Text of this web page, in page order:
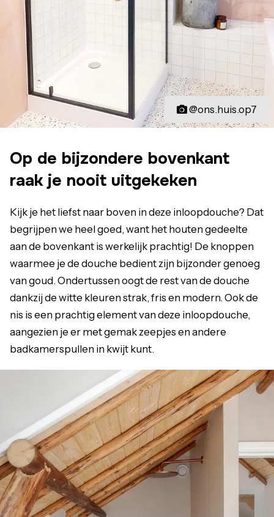
@ons.huis.op7
Op de bijzondere bovenkant
raak je nooit uitgekeken
Kijk je het liefst naar boven in deze inloopdouche? Dat
begrijpen we heel goed, want het houten gedeelte
aan de bovenkant is werkelijk prachtig! De knoppen
waarmee je de douche bedient zijn bijzonder genoeg
van goud. Ondertussen oogt de rest van de douche
dankzij de witte kleuren strak, fris en modern. Ook de
nis is een prachtig element van deze inloopdouche,
aangezien je er met gemak zeepjes en andere
badkamerspullen in kwijt kunt.